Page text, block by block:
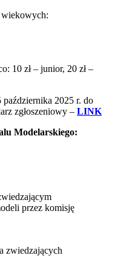
wiekowych:
10 zł – junior, 20 zł –
października 2025 r. do
zgłoszeniowy – LINK
Modelarskiego:
przez komisję
zwiedzających